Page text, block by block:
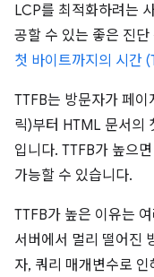
LCP를 최적화하려는
공할 수 있는 좋은 진단
첫 바이트까지의 시간
TTFB는 방문자가 페
릭)부터 HTML 문서의
입니다. TTFB가 높으
가능할 수 있습니다.
TTFB가 높은 이유는
서버에서 멀리 떨어진
자, 쿼리 매개변수로